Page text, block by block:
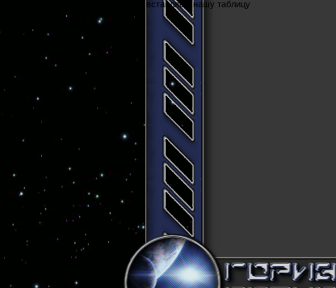
Cюда вставляем нашу таблицу